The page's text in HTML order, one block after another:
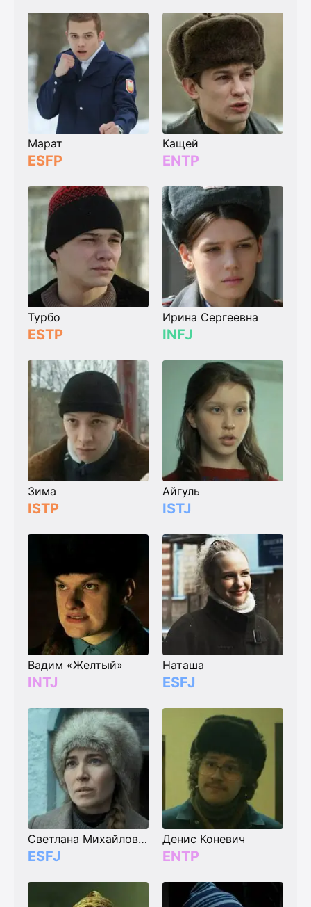
Марат
ESFP
Кащей
ENTP
Турбо
ESTP
Ирина Сергеевна
INFJ
Зима
ISTP
Айгуль
ISTJ
Вадим «Желтый»
INTJ
Наташа
ESFJ
Светлана Михайловна
ESFJ
Денис Коневич
ENTP